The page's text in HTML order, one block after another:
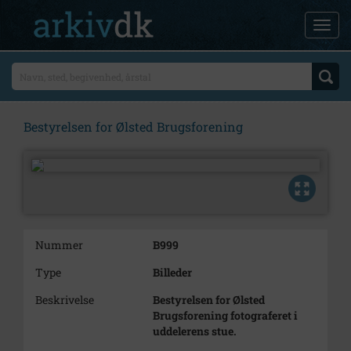
Bestyrelsen for Ølsted Brugsforening
Nummer
B999
Type
Billeder
Beskrivelse
Bestyrelsen for Ølsted
Brugsforening fotograferet i
uddelerens stue.